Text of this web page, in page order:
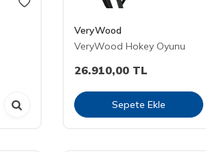
VeryWood
VeryWood Hokey Oyunu
26.910,00TL
Sepete Ekle